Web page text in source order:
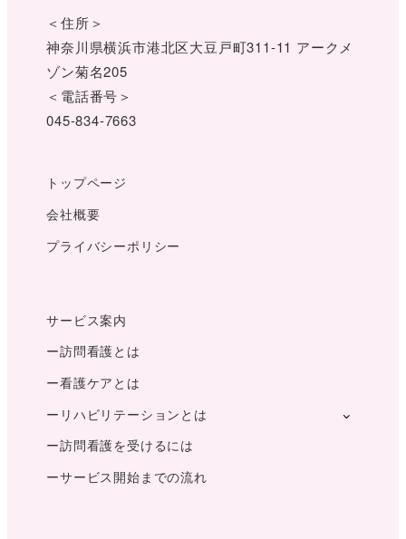
＜住所＞
神奈川県横浜市港北区大豆戸町311-11 アークメ
ゾン菊名205
＜電話番号＞
045-834-7663
トップページ
会社概要
プライバシーポリシー
サービス案内
ー訪問看護とは
ー看護ケアとは
ーリハビリテーションとは
ー訪問看護を受けるには
ーサービス開始までの流れ